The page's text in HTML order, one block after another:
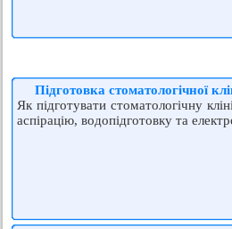
Підготовка стоматологічної
Як підготувати стоматологічну
аспірацію, водопідготовку та